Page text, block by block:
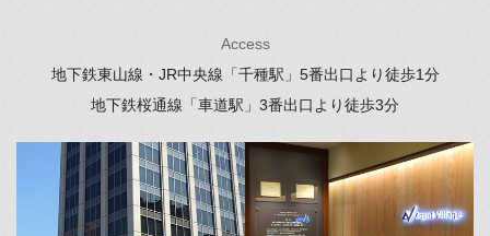
Access
地下鉄東山線・JR中央線「千種駅」 5番出口より徒歩1分
地下鉄桜通線「車道駅」 3番出口より徒歩3分